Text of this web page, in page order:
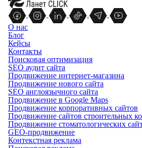
О нас
Блог
Кейсы
Контакты
Поисковая оптимизация
SEO аудит сайта
Продвижение интернет-магазина
Продвижение нового сайта
SEO англоязычного сайта
Продвижение в Google Maps
Продвижение корпоративных сайтов
Продвижение сайтов строительных
Продвижение стоматологических
GEO-продвижение
Контекстная реклама